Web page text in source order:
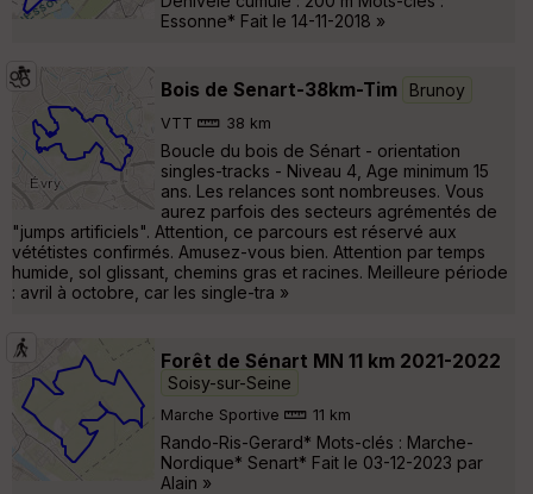
Essonne* Fait le 14-11-2018 »
Bois de Senart-38km-Tim Brunoy
VTT 38 km
Boucle du bois de Sénart - orientation
singles-tracks - Niveau 4, Age minimum 15
ans. Les relances sont nombreuses. Vous
aurez parfois des secteurs agrémentés de
"jumps artificiels". Attention, ce parcours est réservé aux
vététistes confirmés. Amusez-vous bien. Attention par temps
humide, sol glissant, chemins gras et racines. Meilleure période
: avril à octobre, car les single-tra »
Forêt de Sénart MN 11 km 2021-2022
Soisy-sur-Seine
Marche Sportive 11 km
Rando-Ris-Gerard* Mots-clés : Marche-
Nordique* Senart* Fait le 03-12-2023 par
Alain »